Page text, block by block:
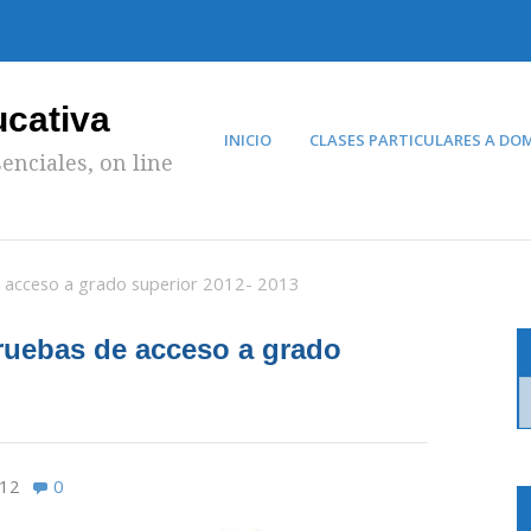
on line
INICIO CLASES PARTICULARES A
a grado superior 2012- 2013
de acceso a grado
0